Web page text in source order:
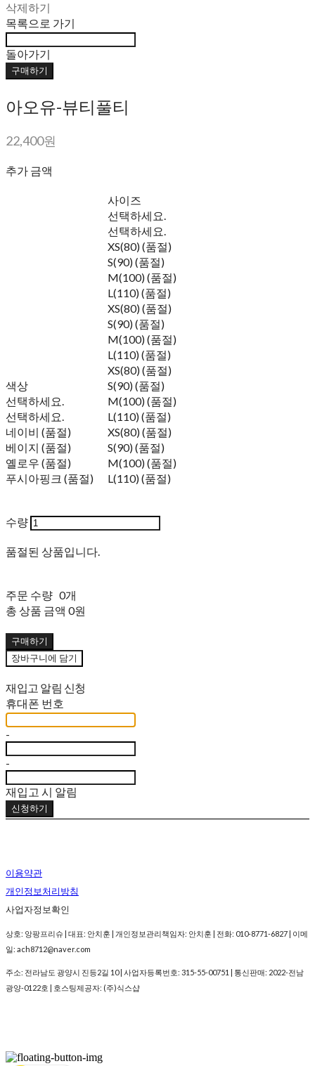
삭제하기
목록으로 가기
돌아가기
구매하기
아오유-뷰티풀티
22,400원
추가 금액
색상
선택하세요.
선택하세요.
네이비 (품절)
베이지 (품절)
옐로우 (품절)
푸시아핑크 (품절)
사이즈
선택하세요.
선택하세요.
XS(80) (품절)
S(90) (품절)
M(100) (품절)
L(110) (품절)
XS(80) (품절)
S(90) (품절)
M(100) (품절)
L(110) (품절)
XS(80) (품절)
S(90) (품절)
M(100) (품절)
L(110) (품절)
XS(80) (품절)
S(90) (품절)
M(100) (품절)
L(110) (품절)
수량
품절된 상품입니다.
주문 수량 0개
총 상품 금액 0원
구매하기
장바구니에 담기
재입고 알림 신청
휴대폰 번호
-
-
재입고 시 알림
신청하기
이용약관
개인정보처리방침
사업자정보확인
상호: 앙팡프리슈 | 대표: 안치훈 | 개인정보관리책임자: 안치훈 | 전화: 010-8771-6827 | 이메
일: ach8712@naver.com
주소: 전라남도 광양시 진등2길 10 | 사업자등록번호: 315-55-00751 | 통신판매: 2022-전남
광양-0122호 | 호스팅제공자: (주)식스샵